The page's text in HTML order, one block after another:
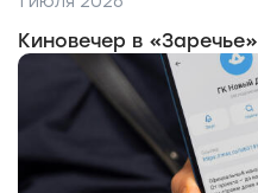
Киновечер в «Заречье»